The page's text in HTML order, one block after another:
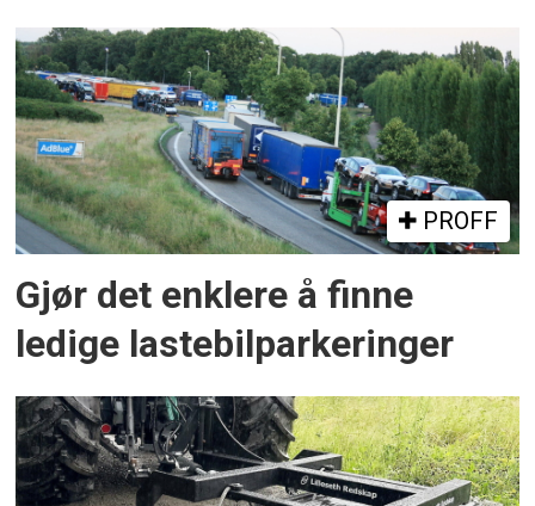
PROFF
Gjør det enklere å finne
ledige lastebilparkeringer